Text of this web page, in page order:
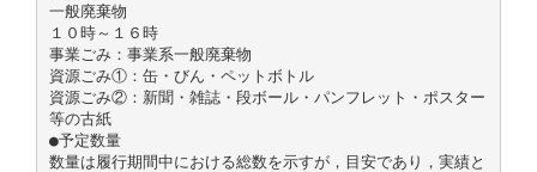
一般廃棄物
１０時～１６時
事業ごみ：事業系一般廃棄物
資源ごみ①：缶・びん・ペットボトル
資源ごみ②：新聞・雑誌・段ボール・パンフレット・ポスター
等の古紙
●予定数量
数量は履行期間中における総数を示すが，目安であり，実績と